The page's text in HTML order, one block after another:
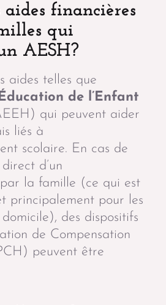
financières
qui
AESH?
aides telles que
de l’Enfant
qui peuvent aider
liés à
scolaire. En cas de
d’un
la famille (ce qui est
principalement pour les
des dispositifs
de Compensation
peuvent être